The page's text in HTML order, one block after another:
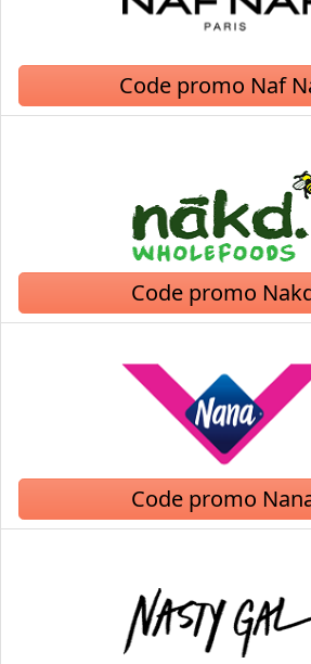
Code promo Naf
Code promo
Code promo